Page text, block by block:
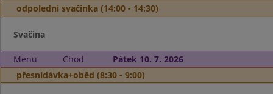
odpolední svačinka (14:00 - 14:30)
Svačina
Menu Chod
Pátek 10. 7. 2026
přesnídávka+oběd (8:30 - 9:00)